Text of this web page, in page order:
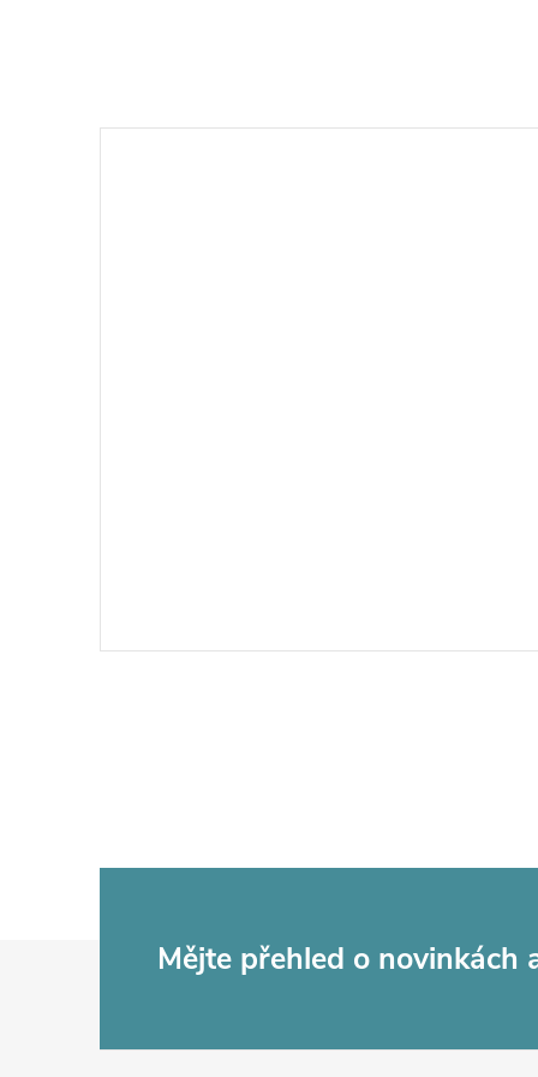
Mějte přehled o novinkách